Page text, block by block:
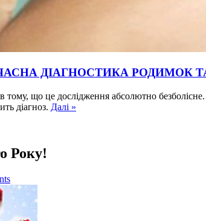
ДІАГНОСТИКА РОДИМОК
в тому, що це дослідження абсолютно
діагноз. Далі »
Року!